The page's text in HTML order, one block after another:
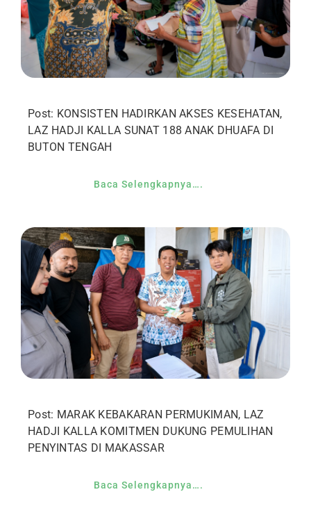
Post: KONSISTEN HADIRKAN AKSES KESEHATAN,
LAZ HADJI KALLA SUNAT 188 ANAK DHUAFA DI
BUTON TENGAH
Baca Selengkapnya….
Post: MARAK KEBAKARAN PERMUKIMAN, LAZ
HADJI KALLA KOMITMEN DUKUNG PEMULIHAN
PENYINTAS DI MAKASSAR
Baca Selengkapnya….